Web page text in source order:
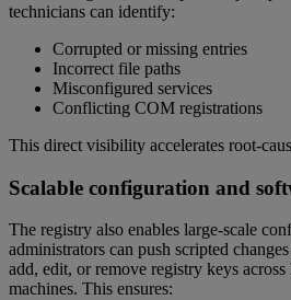
technicians can identify:
Corrupted or missing entries
Incorrect file paths
Misconfigured services
Conflicting COM registrations
This direct visibility accelerates root-
Scalable configuration and
The registry also enables large-scale
administrators can push scripted
add, edit, or remove registry keys
machines. This ensures: